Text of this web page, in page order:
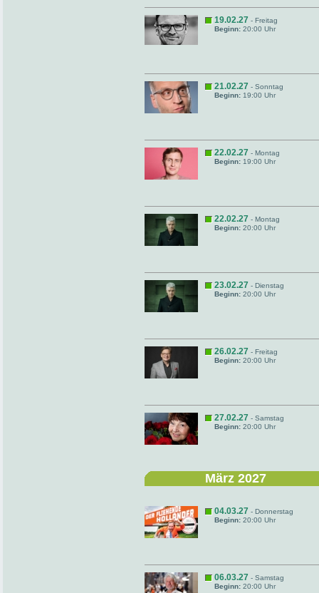
19.02.27 - Freitag
Beginn: 20:00 Uhr
21.02.27 - Sonntag
Beginn: 19:00 Uhr
22.02.27 - Montag
Beginn: 19:00 Uhr
22.02.27 - Montag
Beginn: 20:00 Uhr
23.02.27 - Dienstag
Beginn: 20:00 Uhr
26.02.27 - Freitag
Beginn: 20:00 Uhr
27.02.27 - Samstag
Beginn: 20:00 Uhr
März 2027
04.03.27 - Donnerstag
Beginn: 20:00 Uhr
06.03.27 - Samstag
Beginn: 20:00 Uhr